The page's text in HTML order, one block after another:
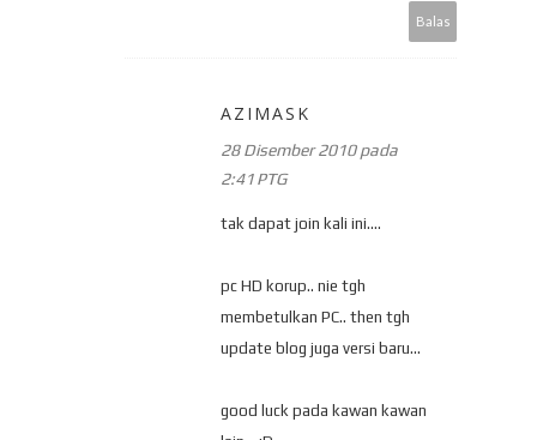
Balas
AZIMASK
28 Disember 2010 pada
2:41 PTG
tak dapat join kali ini....
pc HD korup.. nie tgh
membetulkan PC.. then tgh
update blog juga versi baru...
good luck pada kawan kawan